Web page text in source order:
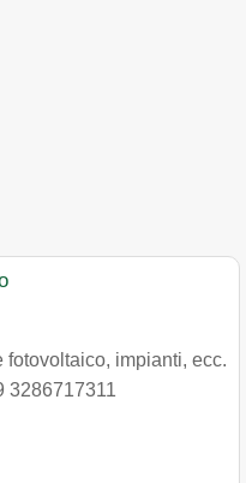
impianti, ecc.
3286717311